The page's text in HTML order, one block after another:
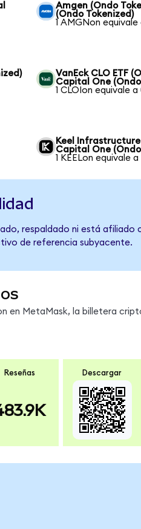
Amgen (Ondo
(Ondo Tokenized)
1 AMGNon equivale
VanEck CLO ETF
Capital One
1 CLOIon equivale
Keel
Capital One
1 KEELon equivale
respaldado ni está afiliado
de referencia subyacente.
en MetaMask, la billetera
Reseñas Descargar